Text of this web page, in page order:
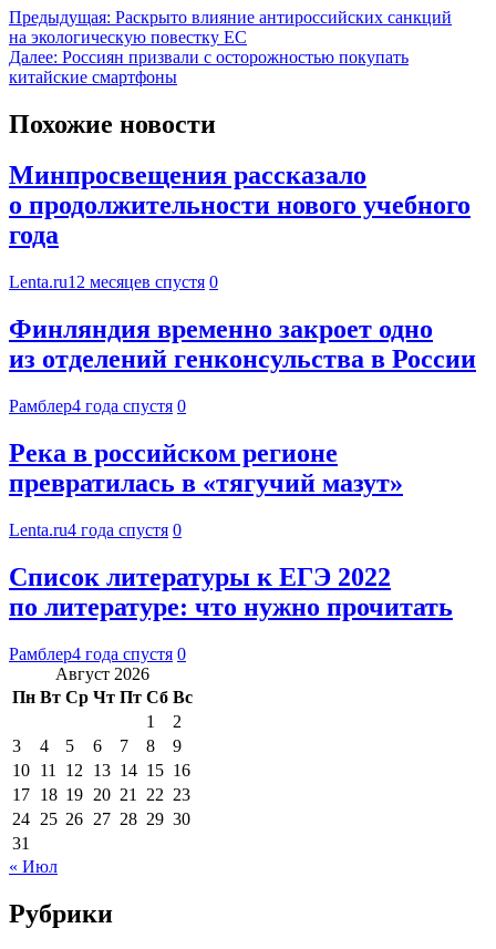
Предыдущая: Раскрыто влияние антироссийских санкций
на экологическую повестку ЕС
Далее: Россиян призвали с осторожностью покупать
китайские смартфоны
Похожие новости
Минпросвещения рассказало
о продолжительности нового учебного
года
Lenta.ru12 месяцев спустя 0
Финляндия временно закроет одно
из отделений генконсульства в России
Рамблер4 года спустя 0
Река в российском регионе
превратилась в «тягучий мазут»
Lenta.ru4 года спустя 0
Список литературы к ЕГЭ 2022
по литературе: что нужно прочитать
Рамблер4 года спустя 0
Август 2026
Пн Вт Ср Чт Пт Сб Вс
1
2
3
4 5 6 7 8
9
10 11 12 13 14 15 16
17 18 19 20 21 22 23
24 25 26 27 28 29 30
31
« Июл
Рубрики